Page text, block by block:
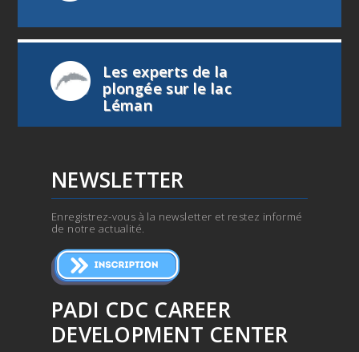
Les experts de la
plongée sur le lac
Léman
NEWSLETTER
Enregistrez-vous à la newsletter et restez informé
de notre actualité.
PADI CDC CAREER
DEVELOPMENT CENTER